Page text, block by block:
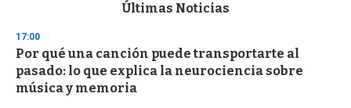
d
s
o
f
3
Últimas Noticias
17:00
Por qué una canción puede transportarte al
pasado: lo que explica la neurociencia sobre
música y memoria